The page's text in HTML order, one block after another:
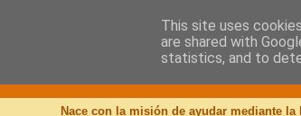
Nuevo Viernes
Nace con la misión de ayudar mediante
This site uses
are shared with
statistics, and to